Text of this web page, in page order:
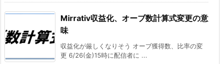
Mirrativ収益化、オーブ数計算式変更の意
味
収益化が厳しくなりそう オーブ獲得数、比率の変
更 6/26(金)15時に配信者に ...